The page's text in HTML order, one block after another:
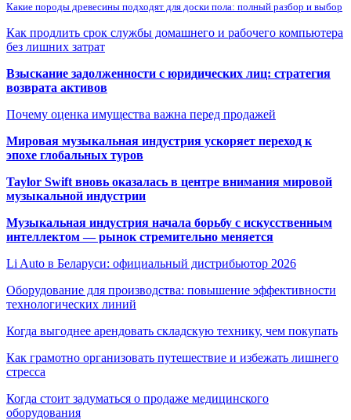
Какие породы древесины подходят для доски пола: полный разбор и выбор
Как продлить срок службы домашнего и рабочего компьютера
без лишних затрат
Взыскание задолженности с юридических лиц: стратегия
возврата активов
Почему оценка имущества важна перед продажей
Мировая музыкальная индустрия ускоряет переход к
эпохе глобальных туров
Taylor Swift вновь оказалась в центре внимания мировой
музыкальной индустрии
Музыкальная индустрия начала борьбу с искусственным
интеллектом — рынок стремительно меняется
Li Auto в Беларуси: официальный дистрибьютор 2026
Оборудование для производства: повышение эффективности
технологических линий
Когда выгоднее арендовать складскую технику, чем покупать
Как грамотно организовать путешествие и избежать лишнего
стресса
Когда стоит задуматься о продаже медицинского
оборудования